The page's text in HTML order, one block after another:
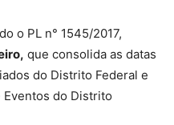
o PL n° 1545/2017,
que consolida as datas
do Distrito Federal e
do Distrito